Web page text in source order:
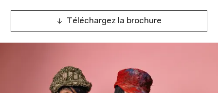
Téléchargez la brochure